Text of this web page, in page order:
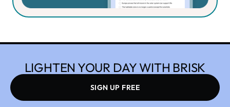
LIGHTEN YOUR DAY WITH BRISK
SIGN UP FREE